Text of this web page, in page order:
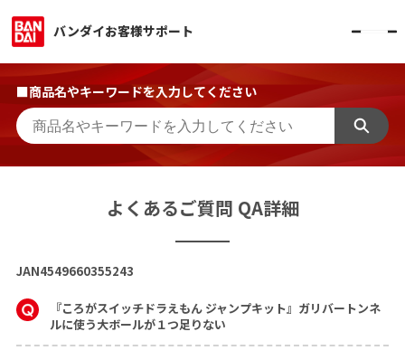
バンダイお客様サポート
■商品名やキーワードを入力してください
よくあるご質問 QA詳細
JAN4549660355243
『ころがスイッチドラえもん ジャンプキット』ガリバートンネ
ルに使う大ボールが１つ足りない